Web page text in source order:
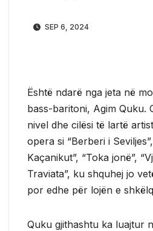
SEP 6, 2024
Është ndarë nga jeta në
bass-baritoni, Agim Quku.
nivel dhe cilësi të lartë
opera si “Berberi i
Kaçanikut”, “Toka jonë”,
Traviata”, ku shquhej jo
por edhe për lojën e
Quku gjithashtu ka luajtur